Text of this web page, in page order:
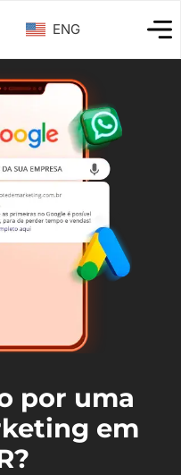
ENG
por uma
em